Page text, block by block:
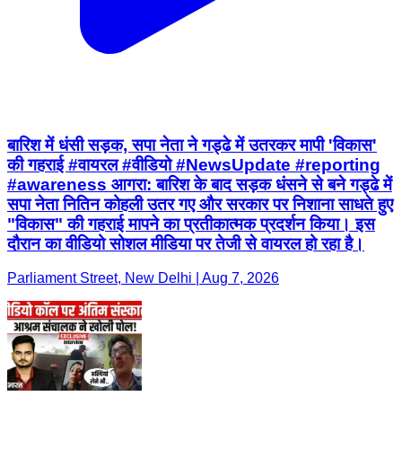
बारिश में धंसी सड़क, सपा नेता ने गड्ढे में उतरकर मापी 'विकास'
की गहराई #वायरल #वीडियो #NewsUpdate #reporting
#awareness आगरा: बारिश के बाद सड़क धंसने से बने गड्ढे में
सपा नेता नितिन कोहली उतर गए और सरकार पर निशाना साधते हुए
"विकास" की गहराई मापने का प्रतीकात्मक प्रदर्शन किया। इस
दौरान का वीडियो सोशल मीडिया पर तेजी से वायरल हो रहा है।
Parliament Street, New Delhi | Aug 7, 2026